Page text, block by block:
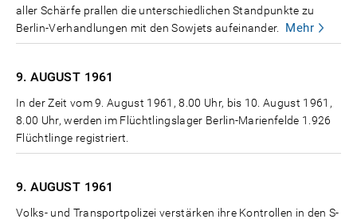
aller Schärfe prallen die unterschiedlichen Standpunkte zu
Berlin-Verhandlungen mit den Sowjets aufeinander.
Mehr
9. AUGUST 1961
In der Zeit vom 9. August 1961, 8.00 Uhr, bis 10. August 1961,
8.00 Uhr, werden im Flüchtlingslager Berlin-Marienfelde 1.926
Flüchtlinge registriert.
9. AUGUST 1961
Volks- und Transportpolizei verstärken ihre Kontrollen in den S-